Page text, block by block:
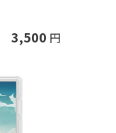
3,500 円